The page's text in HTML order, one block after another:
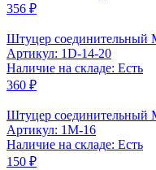
356 ₽
Штуцер соединительный
Артикул: 1D-14-20
Наличие на складе: Есть
360 ₽
Штуцер соединительный
Артикул: 1M-16
Наличие на складе: Есть
150 ₽